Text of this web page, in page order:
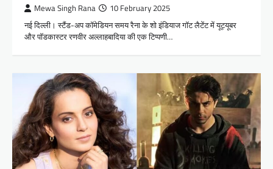
Mewa Singh Rana 10 February 2025
नई दिल्ली। स्टैंड-अप कॉमेडियन समय रैना के शो इंडियाज गॉट लैटेंट में यूट्यूबर
और पॉडकास्टर रणवीर अल्लाहबादिया की एक टिप्पणी…